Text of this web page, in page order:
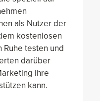
als Nutzer der
kostenlosen
Ruhe testen und
darüber
Ihre
kann.